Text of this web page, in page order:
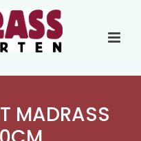
MADRASS